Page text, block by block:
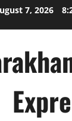
7, 2026